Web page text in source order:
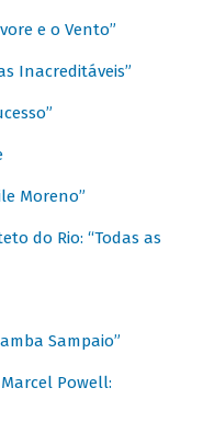
e o Vento”
Inacreditáveis”
Moreno”
do Rio: “Todas as
Sampaio”
Powell: